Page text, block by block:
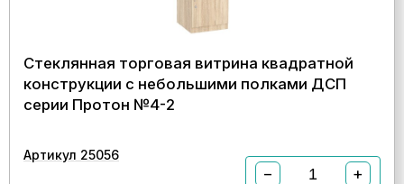
Стеклянная торговая витрина квадратной
конструкции с небольшими полками ДСП
серии Протон №4-2
Артикул 25056
− +